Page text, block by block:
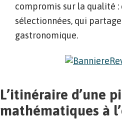
compromis sur la qualité
sélectionnées, qui
gastronomique.
L’itinéraire d’une
mathématiques à